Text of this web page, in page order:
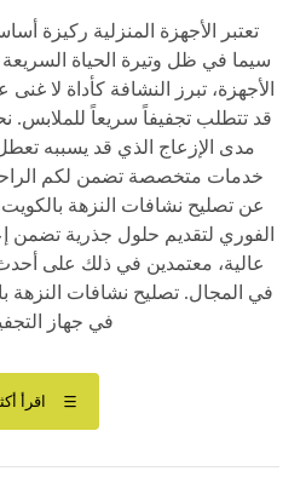
تعتبر الأجهزة المنزلية ركيزة
سيما في ظل وتيرة الحياة
الأجهزة، تبرز النشافة كأداة لا
قد تتطلب تجفيفاً سريعاً للملابس.
مدى الإزعاج الذي قد يسببه تعطل
خدمات متخصصة تضمن لكم
عن تصليح نشافات النزهة
الفوري لتقديم حلول جذرية تضمن
عالية، معتمدين في ذلك على
في المجال. تصليح نشافات
في جهاز
اقرأ